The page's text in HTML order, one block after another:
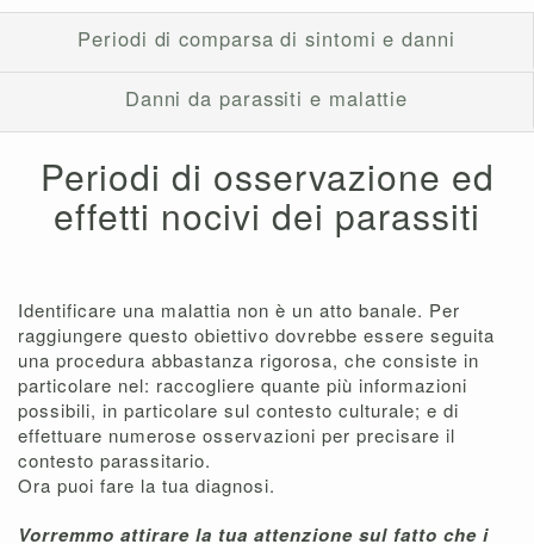
Periodi di comparsa di sintomi e danni
Danni da parassiti e malattie
Periodi di osservazione ed
effetti nocivi dei parassiti
Identificare una malattia non è un atto banale. Per
raggiungere questo obiettivo dovrebbe essere seguita
una procedura abbastanza rigorosa, che consiste in
particolare nel: raccogliere quante più informazioni
possibili, in particolare sul contesto culturale; e di
effettuare numerose osservazioni per precisare il
contesto parassitario.
Ora puoi fare la tua diagnosi.
Vorremmo attirare la tua attenzione sul fatto che i